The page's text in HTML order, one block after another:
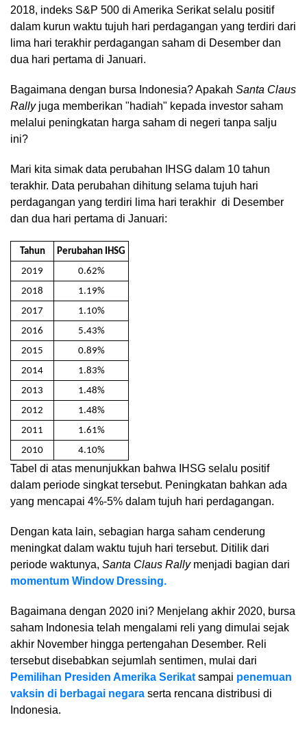
2018, indeks S&P 500 di Amerika Serikat selalu positif
dalam kurun waktu tujuh hari perdagangan yang terdiri dari
lima hari terakhir perdagangan saham di Desember dan
dua hari pertama di Januari.
Bagaimana dengan bursa Indonesia? Apakah Santa Claus
Rallyjuga memberikan "hadiah" kepada investor saham
melalui peningkatan harga saham di negeri tanpa salju
ini?
Mari kita simak data perubahan IHSG dalam 10 tahun
terakhir. Data perubahan dihitung selama tujuh hari
perdagangan yang terdiri lima hari terakhir di Desember
dan dua hari pertama di Januari:
Tahun
Perubahan IHSG
2019
0.62%
2018
1.19%
2017
1.10%
2016
5.43%
2015
0.89%
2014
1.83%
2013
1.48%
2012
1.48%
2011
1.61%
2010
4.10%
Tabel di atas menunjukkan bahwa IHSG selalu positif
dalam periode singkat tersebut. Peningkatan bahkan ada
yang mencapai 4%-5% dalam tujuh hari perdagangan.
Dengan kata lain, sebagian harga saham cenderung
meningkat dalam waktu tujuh hari tersebut. Ditilik dari
periode waktunya, Santa Claus Rally menjadi bagian dari
momentum Window Dressing.
Bagaimana dengan 2020 ini? Menjelang akhir 2020, bursa
saham Indonesia telah mengalami reli yang dimulai sejak
akhir November hingga pertengahan Desember. Reli
tersebut disebabkan sejumlah sentimen, mulai dari
Pemilihan Presiden Amerika Serikat sampai penemuan
vaksin di berbagai negara serta rencana distribusi di
Indonesia.